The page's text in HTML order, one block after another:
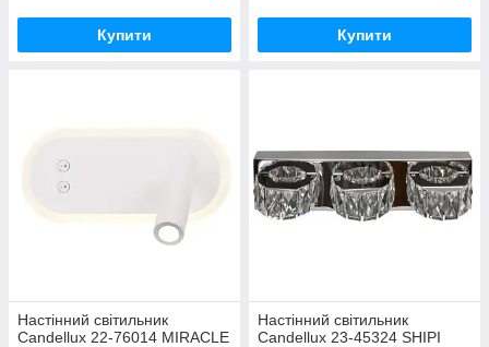
Купити Купити
Настінний світильник
Candellux 22-76014 MIRACLE
Настінний світильник
Candellux 23-45324 SHIPI